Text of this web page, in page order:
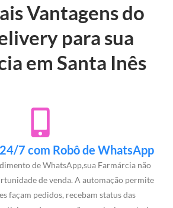
Vantagens do
para sua
em Santa Inês
7 com Robô de WhatsApp
de WhatsApp,sua Farmárcia não
de venda. A automação permite
façam pedidos, recebam status das